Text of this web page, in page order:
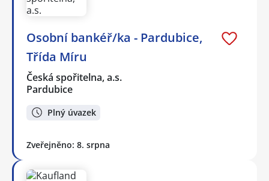
Osobní bankéř/ka - Pardubice,
Třída Míru
Česká spořitelna, a.s.
Pardubice
Plný úvazek
Zveřejněno: 8. srpna